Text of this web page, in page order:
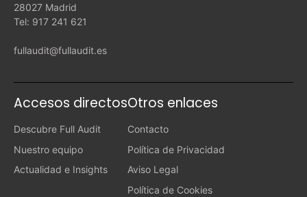
28027 Madrid
Tel: 917 241 621
fullaudit@fullaudit.es
Accesos directos
Descubre Full Audit
Nuestro equipo
Actualidad e Insights
Otros enlaces
Contacto
Política de Privacidad
Aviso Legal
Política de Cookies